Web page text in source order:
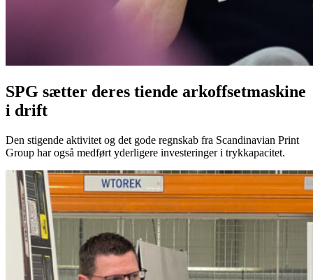
SPG sætter deres tiende arkoffsetmaskine
i drift
Den stigende aktivitet og det gode regnskab fra Scandinavian Print
Group har også medført yderligere investeringer i trykkapacitet.